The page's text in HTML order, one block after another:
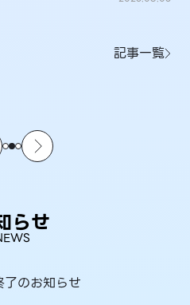
記事一覧
らせ
のお知らせ